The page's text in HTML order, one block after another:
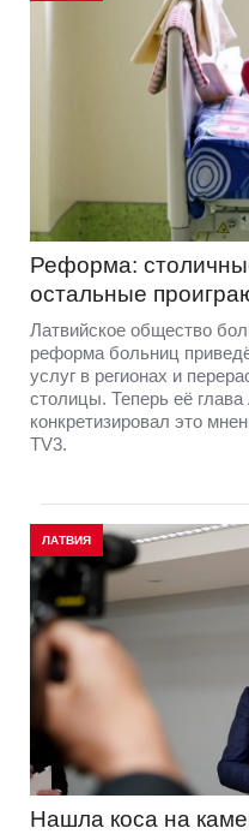
Реформа:
остальные
Латвийское общество
реформа больниц
услуг в регионах и
столицы. Теперь её
конкретизировал это
TV3.
ЛАТВИЯ
Нашла коса на